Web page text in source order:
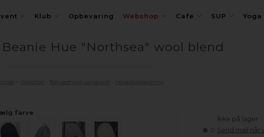
i hele Danmark
Klub Opbevaring Webshop Cafe SUP Yoga
Hue "Northsea" wool blend
farve
0
Ikke på lager
Send mail når